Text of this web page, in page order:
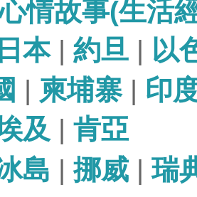
情故事(生活
日本| 約旦 | 以
| 柬埔寨| 印
及 | 肯亞
島 |挪威 |瑞